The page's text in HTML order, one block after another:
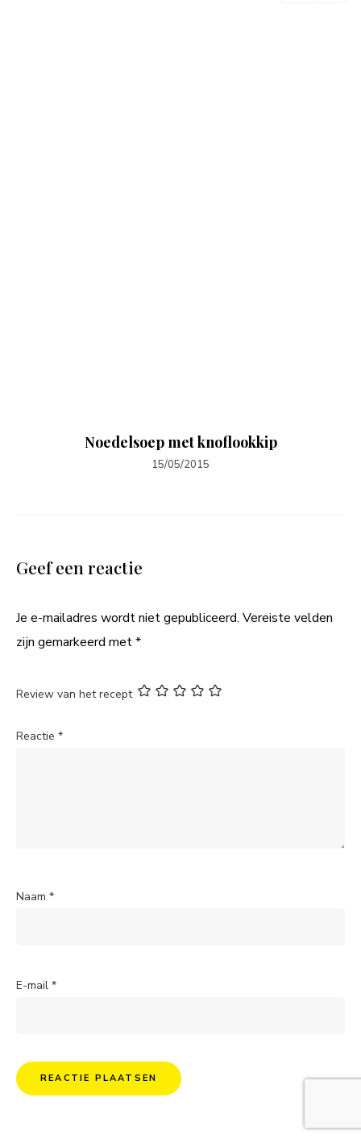
Noedelsoep met knoflookkip
15/05/2015
Geef een reactie
Je e-mailadres wordt niet gepubliceerd. Vereiste velden
zijn gemarkeerd met*
Review van het recept
Reactie *
Naam *
E-mail *